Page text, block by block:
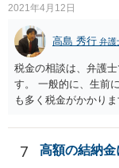
2021年4月12日
高島 秀行 弁護
税金の相談は、弁護
す。 一般的に、生前
も多く税金がかかり
ういう場合にどれく
針を取るか決められ
7 高額の結納